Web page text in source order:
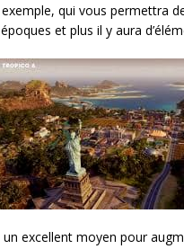
qui vous permettra
et plus il y aura
excellent moyen pour